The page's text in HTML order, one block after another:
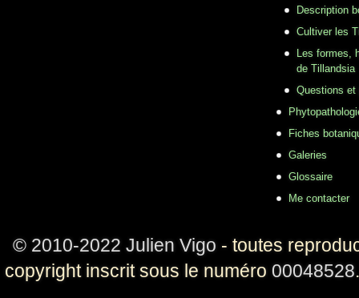
Description
Cultiver les
Les formes,
de Tillandsia
Questions et
Fiches
Galeries
Glossaire
Me contacter
© 2010-2022 Julien Vigo - toutes
copyright inscrit sous le numéro 00048528